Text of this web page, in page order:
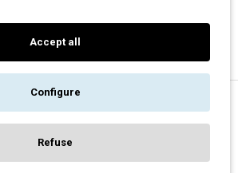
Accept all
Configure
Refuse